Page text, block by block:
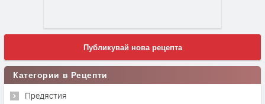
Публикувай нова рецепта
Категории в Рецепти
Предястия